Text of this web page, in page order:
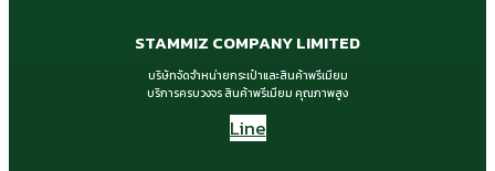
STAMMIZ COMPANY LIMITED
บริษัทจัดจำหน่ายกระเป๋าและสินค้าพรีเมียม
บริการครบวงจร สินค้าพรีเมียม คุณภาพสูง
Line